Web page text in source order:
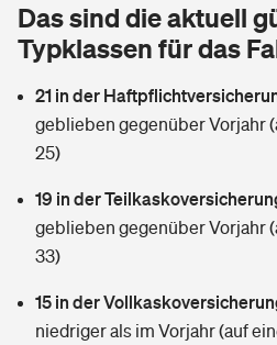
Rentenrechner: Wie viel Geld
Wer versichert was: Jetzt
Sie haben Fragen?
Vermieterrrechtsschutz
Mietkautionsversicherung
Restkreditversicherung
Zur Übersicht
Kinderunfall­ver­si­che­rung
Reiseversicherung
Handyversicherung
Tierkrankenversicherung
Zur Übersicht
Wer versichert was: Jetzt
Sie haben Fragen?
Das sind die aktuell
Typklassen für das
21 in der
geblieben gegenüber Vorjahr
25)
19 in der
geblieben gegenüber Vorjahr
33)
15 in der
niedriger als im Vorjahr (auf